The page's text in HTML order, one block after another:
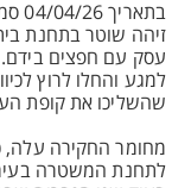
זיהה שוטר בתחנת בית
עסק עם חפצים בידם.
למגע והחלו לרוץ
שהשליכו את קופת
מחומר החקירה עלה,
לתחנת המשטרה